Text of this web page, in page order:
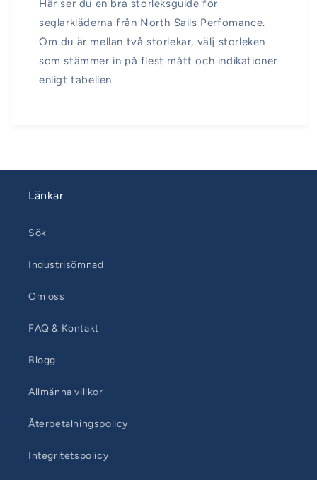
Här ser du en bra storleksguide för
seglarkläderna från North Sails Perfomance.
Om du är mellan två storlekar, välj storleken
som stämmer in på flest mått och indikationer
enligt tabellen.
Länkar
Sök
Industrisömnad
Om oss
FAQ & Kontakt
Blogg
Allmänna villkor
Återbetalningspolicy
Integritetspolicy